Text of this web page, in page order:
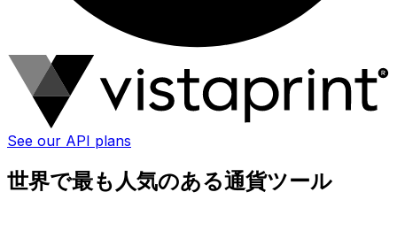
See our API plans
世界で最も人気のある通貨ツール